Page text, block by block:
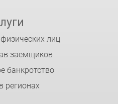
лиц
заемщиков
банкротство
регионах